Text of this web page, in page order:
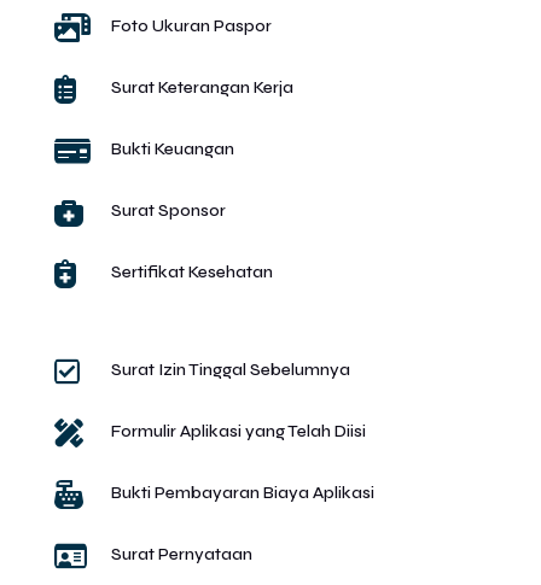
 Foto Ukuran Paspor
 Surat Keterangan Kerja
 Bukti Keuangan
 Surat Sponsor
 Sertifikat Kesehatan
 Surat Izin Tinggal Sebelumnya
 Formulir Aplikasi yang Telah Diisi
 Bukti Pembayaran Biaya Aplikasi
 Surat Pernyataan